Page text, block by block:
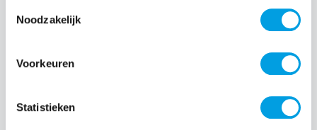
Noodzakelijk
Voorkeuren
Statistieken
Producthoeveelheid: Voer de gewenste
Productnummer: